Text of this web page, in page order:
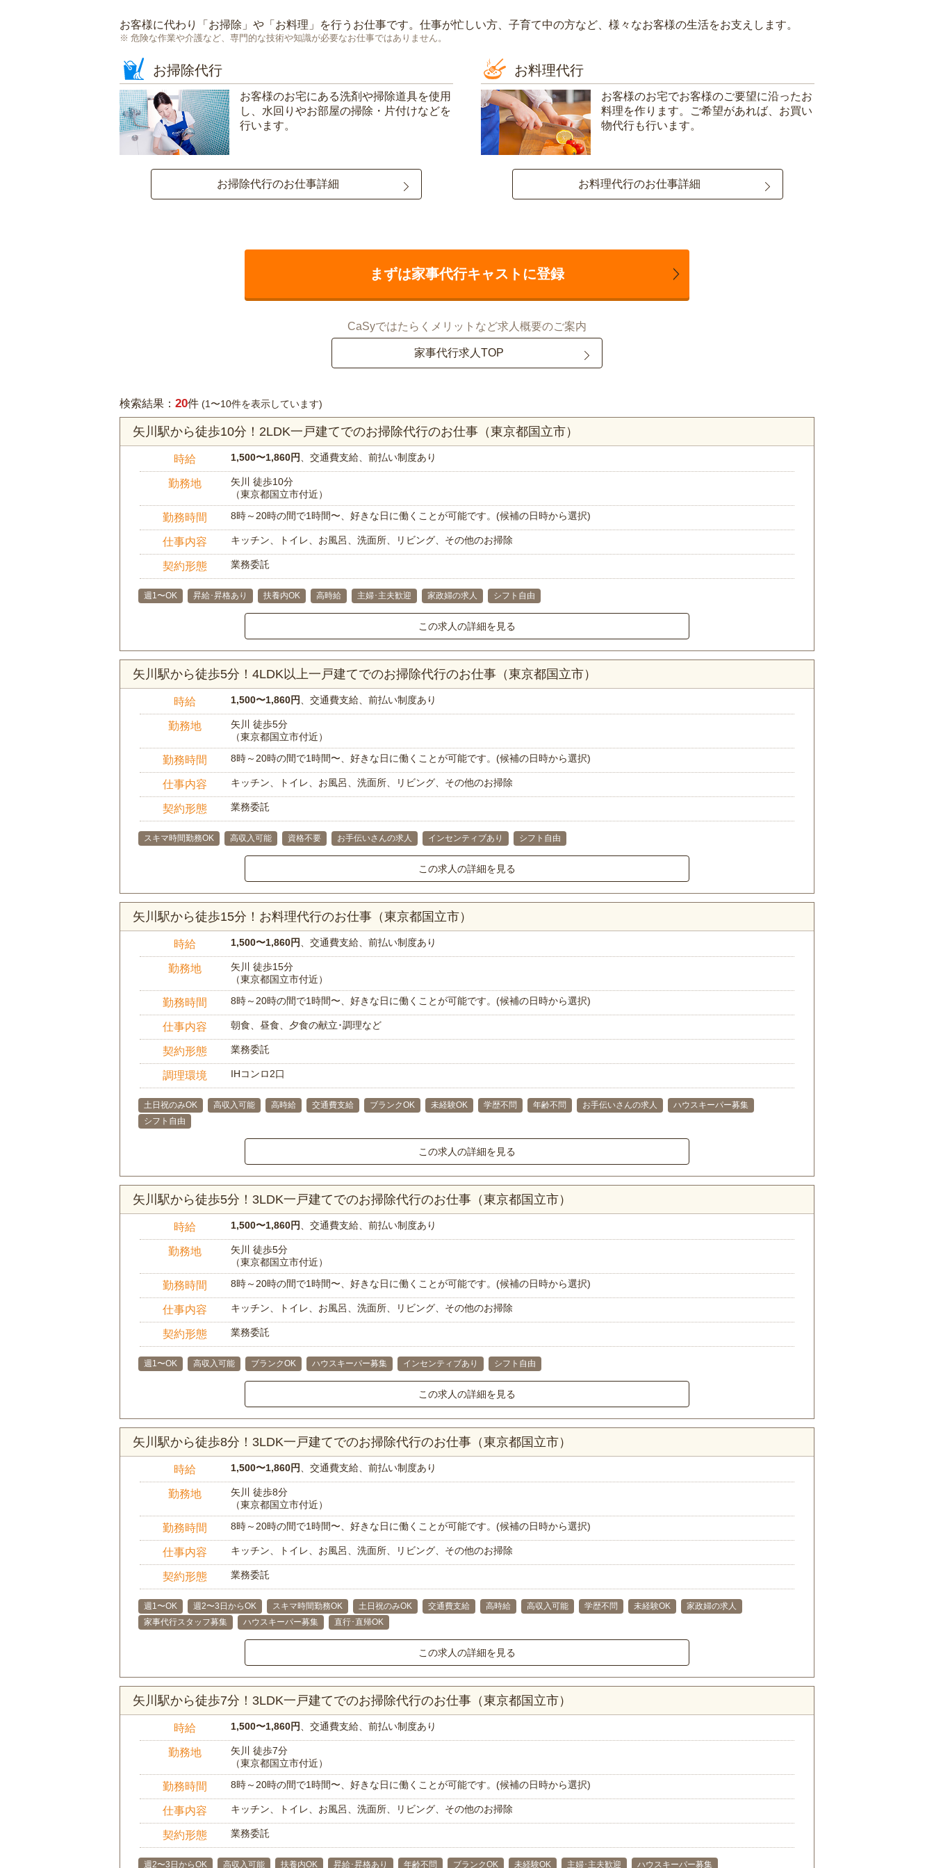
お客様に代わり「 お掃除 」や「 お料理 」を行うお仕事です。仕事が忙しい方、子育て中の方など、様々なお客様の生活をお支えします。
危険な作業や介護など、専門的な技術や知識が必要なお仕事ではありません。
お掃除代行
お客様のお宅にある洗剤や掃除道具を使用
し、水回りやお部屋の掃除・片付けなどを
行います。
お掃除代行のお仕事詳細
お料理代行
お客様のお宅でお客様のご要望に沿ったお
料理を作ります。ご希望があれば、お買い
物代行も行います。
お料理代行のお仕事詳細
まずは家事代行キャストに登録
CaSyではたらくメリットなど求人概要のご案内
家事代行求人TOP
検索結果： 20件 (1〜10件を表示しています)
矢川駅から徒歩10分！2LDK一戸建てでのお掃除代行のお仕事（東京都国立市）
時給 1,500〜1,860円 、交通費支給、前払い制度あり
勤務地
矢川 徒歩10分
（東京都国立市付近）
勤務時間 8時～20時の間で1時間〜、好きな日に働くことが可能です。(候補の日時から選択)
仕事内容 キッチン、トイレ、お風呂、洗面所、リビング、その他のお掃除
契約形態 業務委託
週1〜OK 昇給･昇格あり 扶養内OK 高時給 主婦･主夫歓迎 家政婦の求人 シフト自由
この求人の詳細を見る
矢川駅から徒歩5分！4LDK以上一戸建てでのお掃除代行のお仕事（東京都国立市）
時給 1,500〜1,860円 、交通費支給、前払い制度あり
勤務地
矢川 徒歩5分
（東京都国立市付近）
勤務時間 8時～20時の間で1時間〜、好きな日に働くことが可能です。(候補の日時から選択)
仕事内容 キッチン、トイレ、お風呂、洗面所、リビング、その他のお掃除
契約形態 業務委託
スキマ時間勤務OK 高収入可能 資格不要 お手伝いさんの求人 インセンティブあり シフト自由
この求人の詳細を見る
矢川駅から徒歩15分！お料理代行のお仕事（東京都国立市）
時給 1,500〜1,860円 、交通費支給、前払い制度あり
勤務地
矢川 徒歩15分
（東京都国立市付近）
勤務時間 8時～20時の間で1時間〜、好きな日に働くことが可能です。(候補の日時から選択)
仕事内容 朝食、昼食、夕食の献立･調理など
契約形態 業務委託
調理環境 IHコンロ2口
土日祝のみOK 高収入可能 高時給 交通費支給 ブランクOK 未経験OK 学歴不問 年齢不問 お手伝いさんの求人
ハウスキーパー募集
シフト自由
この求人の詳細を見る
矢川駅から徒歩5分！3LDK一戸建てでのお掃除代行のお仕事（東京都国立市）
時給 1,500〜1,860円 、交通費支給、前払い制度あり
勤務地
矢川 徒歩5分
（東京都国立市付近）
勤務時間 8時～20時の間で1時間〜、好きな日に働くことが可能です。(候補の日時から選択)
仕事内容 キッチン、トイレ、お風呂、洗面所、リビング、その他のお掃除
契約形態 業務委託
週1〜OK 高収入可能 ブランクOK ハウスキーパー募集 インセンティブあり シフト自由
この求人の詳細を見る
矢川駅から徒歩8分！3LDK一戸建てでのお掃除代行のお仕事（東京都国立市）
時給 1,500〜1,860円 、交通費支給、前払い制度あり
勤務地
矢川 徒歩8分
（東京都国立市付近）
勤務時間 8時～20時の間で1時間〜、好きな日に働くことが可能です。(候補の日時から選択)
仕事内容 キッチン、トイレ、お風呂、洗面所、リビング、その他のお掃除
契約形態 業務委託
週1〜OK 週2〜3日からOK スキマ時間勤務OK 土日祝のみOK 交通費支給 高時給 高収入可能 学歴不問 未経験OK
家政婦の求人
家事代行スタッフ募集
ハウスキーパー募集 直行･直帰OK
この求人の詳細を見る
矢川駅から徒歩7分！3LDK一戸建てでのお掃除代行のお仕事（東京都国立市）
時給 1,500〜1,860円 、交通費支給、前払い制度あり
勤務地
矢川 徒歩7分
（東京都国立市付近）
勤務時間 8時～20時の間で1時間〜、好きな日に働くことが可能です。(候補の日時から選択)
仕事内容 キッチン、トイレ、お風呂、洗面所、リビング、その他のお掃除
契約形態 業務委託
週2〜3日からOK 高収入可能 扶養内OK 昇給･昇格あり 年齢不問 ブランクOK 未経験OK 主婦･主夫歓迎 ハウスキーパー募集